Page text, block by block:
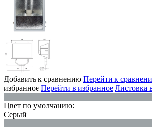
Добавить к сравнению Перейти к
избранное Перейти в избранное Листовка
Цвет по умолчанию:
Серый